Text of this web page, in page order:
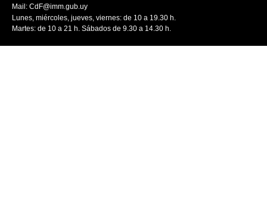
Mail: CdF@imm.gub.uy
Lunes, miércoles, jueves, viernes: de 10 a 19.30 h.
Martes: de 10 a 21 h. Sábados de 9.30 a 14.30 h.